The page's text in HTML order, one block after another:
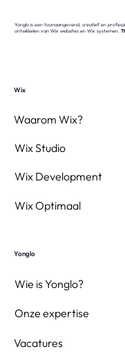
Yonglo is een toonaangevend, creatief en
ontwikkelen van Wix websites en Wix systemen.
Wix
Waarom Wix?
Wix Studio
Wix Development
Wix Optimaal
Yonglo
Wie is Yonglo?
Onze expertise
Vacatures